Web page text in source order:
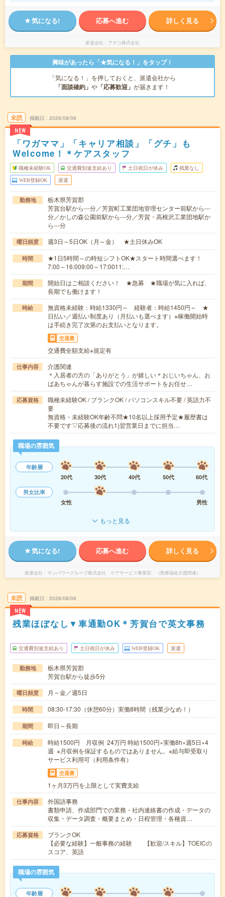
気になる! 応募へ進む 詳しく見る
派遣会社 アデコ株式会社
興味があったら「★気になる！」をタップ！
「気になる！」を押しておくと、派遣会社から
「面談確約」 や 「応募歓迎」 が届きます！
未読
NEW
掲載日 2026/08/06
「ワガママ」「キャリア相談」「グチ」も
Welcome！＊ケアスタッフ
職種未経験OK 交通費別途支給あり 土日祝日が休み 残業なし
WEB登録OK 派遣
勤務地
栃木県芳賀郡
芳賀台駅から---分／芳賀町工業団地管理センター前駅から---
分／かしの森公園前駅から---分／芳賀・高根沢工業団地駅か
ら---分
曜日頻度 週3日～5日OK（月～金） ★土日休みOK
時間
★1日5時間～の時短シフトOK★スタート時間選べます！
7:00～16:009:00～17:0011:…
期間
開始日はご相談ください！ ★急募 ★職場が気に入れば、
長期でも働けます！
時給
無資格未経験：時給1330円～ 経験者：時給1450円～ ★
日払い／週払い制度あり（月払いも選べます）※稼働開始時
は手続き完了次第のお支払いとなります。
交通費
交通費全額支給※規定有
仕事内容
介護関連
＊入居者の方の「ありがとう」が嬉しい＊おじいちゃん、お
ばあちゃんが暮らす施設での生活サポートをお任せ…
応募資格
職種未経験OK / ブランクOK / パソコンスキル不要 / 英語力不
要
無資格・未経験OK年齢不問★10名以上採用予定★履歴書は
不要です▽応募後の流れ1)翌営業日までに担当…
職場の雰囲気
年齢層
20代
30代 40代 50代
60代
男女比率
女性
男性
もっと見る
気になる! 応募へ進む 詳しく見る
派遣会社 マンパワーグループ株式会社 ケアサービス事業部 （医療福祉介護関連）
未読
NEW
掲載日 2026/08/06
残業ほぼなし▼車通勤OK＊芳賀台で英文事務
交通費別途支給あり 土日祝日が休み WEB登録OK 派遣
勤務地
栃木県芳賀郡
芳賀台駅から徒歩5分
曜日頻度 月～金／週5日
時間 08:30-17:30（休憩60分）実働8時間（残業少なめ！）
期間 即日～長期
時給
時給1500円 月収例 24万円 時給1500円×実働8h×週5日×4
週 ※月収例を保証するものではありません。※給与即受取り
サービス利用可（利用条件有）
交通費
1ヶ月3万円を上限として実費支給
仕事内容
外国語事務
書類申請、作成部門での業務・社内連絡書の作成・データの
収集・データ調査・概要まとめ・日程管理・各種資…
応募資格
ブランクOK
【必要な経験】一般事務の経験 【歓迎/スキル】TOEICの
スコア、英語
職場の雰囲気
年齢層